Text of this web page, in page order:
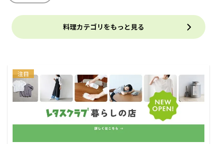
料理カテゴリをもっと見る
注目